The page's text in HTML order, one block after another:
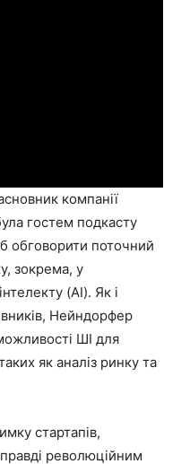
компанії
гостем подкасту
обговорити поточний
зокрема, у
(AI). Як і
Нейндорфер
ШІ для
як аналіз ринку та
стартапів,
революційним